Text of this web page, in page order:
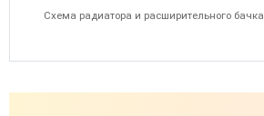
Схема радиатора и расширительного бачка